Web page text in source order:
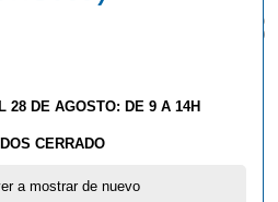
ABS 3
conjuntamente con Spin
es una versión más versátil de nuestra
sin fricción.
S 2 PRO y la A-B-S 3, dependiendo
pasivo con 1,7 mm permitirá un
28 DE AGOSTO: DE 9 A 14H
CERRADO
a mostrar de nuevo